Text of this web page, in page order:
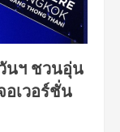
วันฯ ชวนอุ่น
อเวอร์ชั่น